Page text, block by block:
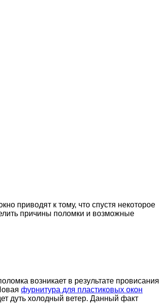
приводят к тому, что спустя некоторое
причины поломки и возможные
возникает в результате провисания
фурнитура для пластиковых окон
дуть холодный ветер. Данный факт